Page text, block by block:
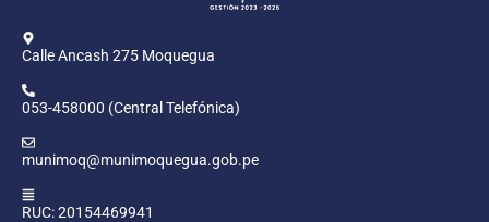
Calle Ancash 275 Moquegua
053-458000 (Central Telefónica)
munimoq@munimoquegua.gob.pe
RUC: 20154469941